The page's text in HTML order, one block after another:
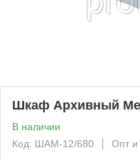
Шкаф Архивный
В наличии
Код: ШАМ-12/680
Опт и